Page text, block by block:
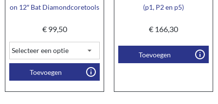
on 12″ Bat Diamondcoretools
€99,50
Toevoegen
(p1, P2 en p5)
€ 166,30
Toevoegen